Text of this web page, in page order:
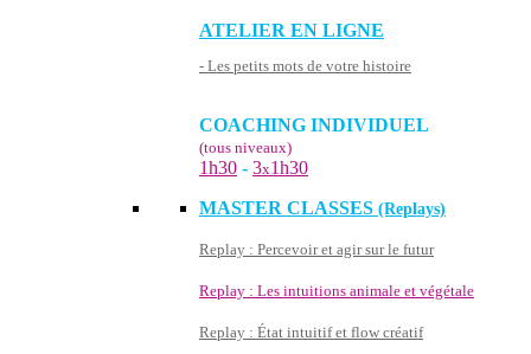
ATELIER EN LIGNE
- Les petits mots de votre histoire
COACHING INDIVIDUEL
(tous niveaux)
1h30 - 3x1h30
MASTER CLASSES (Replays)
Replay : Percevoir et agir sur le futur
Replay : Les intuitions animale et végétale
Replay : État intuitif et flow créatif